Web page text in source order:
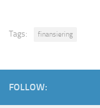
Tags: finansiering
FOLLOW: